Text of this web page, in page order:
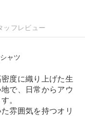
ッフレビュー
ャツ
度に織り上げた生
で、日常からアウ
。
雰囲気を持つオリ